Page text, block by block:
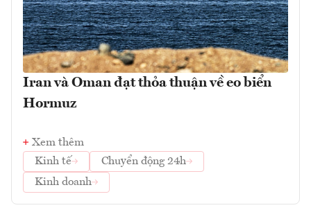
Iran và Oman đạt thỏa thuận về eo biển
Hormuz
Xem thêm
Kinh tế
Chuyển động 24h
Kinh doanh